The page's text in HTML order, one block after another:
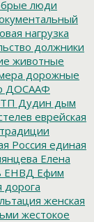
люди
нагрузка
должники
животные
дорожные
ДОСААФ
Дудин дым
еврейская
Россия единая
Елена
ЕНВД Ефим
дорога
женская
жестокое